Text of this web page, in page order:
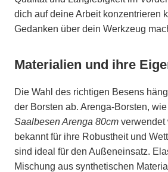
dich auf deine Arbeit konzentrieren
Gedanken über dein Werkzeug
Materialien und ihre
Die Wahl des richtigen Besens
der Borsten ab. Arenga-Borsten,
Saalbesen Arenga 80cm verwendet
bekannt für ihre Robustheit und
sind ideal für den Außeneinsatz.
Mischung aus synthetischen